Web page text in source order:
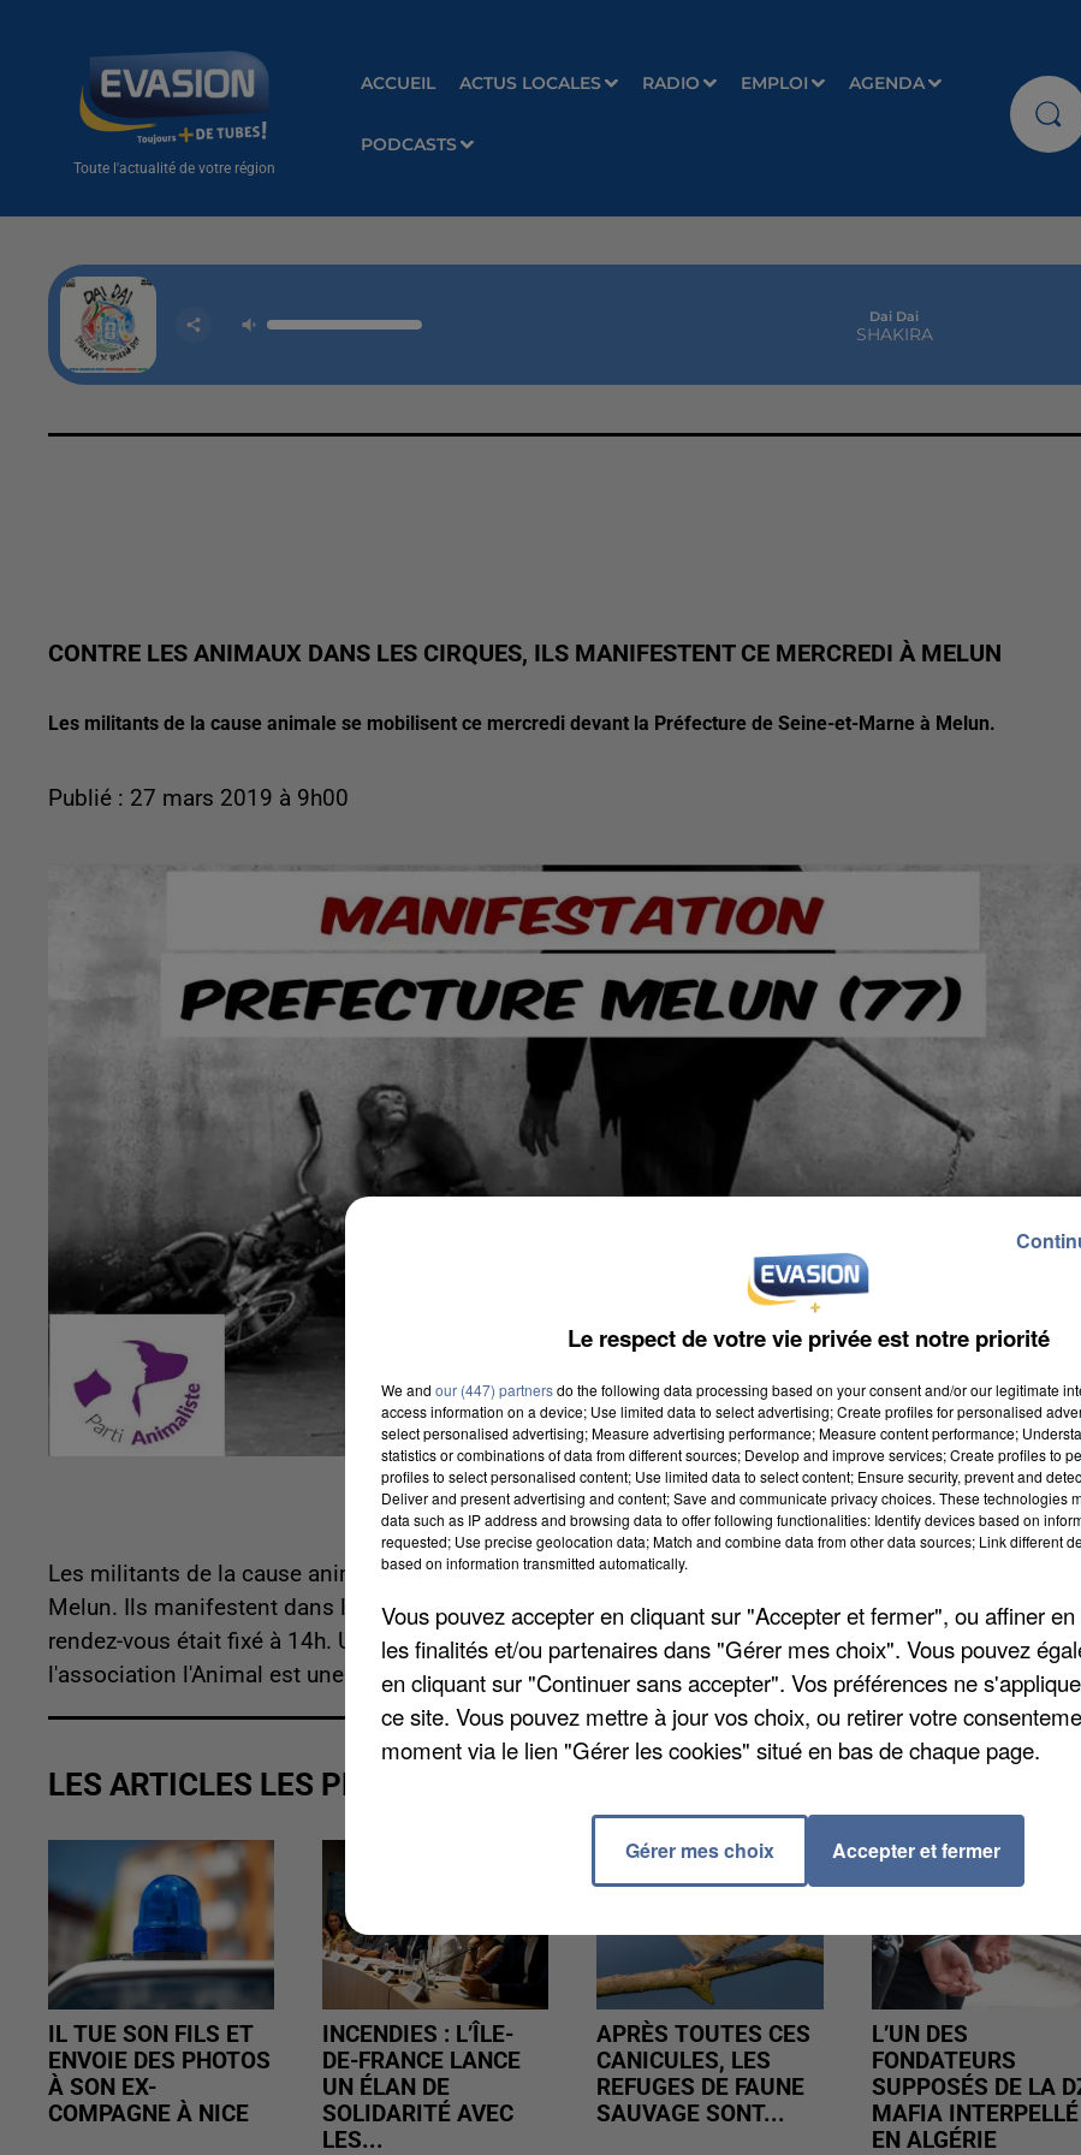
Toute l'actualité de votre région
ACCUEIL ACTUS LOCALES RADIO EMPLOI AGENDA
PODCASTS
Dai Dai
SHAKIRA
CONTRE LES ANIMAUX DANS LES CIRQUES, ILS MANIFESTENT CE MERCREDI À MELUN
Les militants de la cause animale se mobilisent ce mercredi devant la Préfecture de Seine-et-Marne à Melun.
Publié : 27 mars 2019 à 9h00
Les militants de la cause animale se mobilisent ce mercredi devant la Préfecture de Seine-et-Marne à
Melun. Ils manifestent dans le but de faire interdire les cirques avec animaux dans le département.
rendez-vous était fixé à 14h. Une délégation composée de membres du Parti animaliste, de
l'association l'Animal est une Personne, et de la Fondation Brigitte Bardot sera reçue par la
LES ARTICLES LES PLUS VUS
IL TUE SON FILS ET
ENVOIE DES PHOTOS
À SON EX-
COMPAGNE À NICE
INCENDIES : L’ÎLE-
DE-FRANCE LANCE
UN ÉLAN DE
SOLIDARITÉ AVEC
LES...
APRÈS TOUTES CES
CANICULES, LES
REFUGES DE FAUNE
SAUVAGE SONT...
L’UN DES
FONDATEURS
SUPPOSÉS DE LA
MAFIA INTERPELLÉ
EN ALGÉRIE
Le respect de votre vie privée est notre priorité
We and our (447) partnersdo the following data processing based on your consent and/or our legitimate
access information on a device; Use limited data to select advertising; Create profiles for personalised
select personalised advertising; Measure advertising performance; Measure content performance;
statistics or combinations of data from different sources; Develop and improve services; Create profiles to
profiles to select personalised content; Use limited data to select content; Ensure security, prevent and
Deliver and present advertising and content; Save and communicate privacy choices. These technologies
data such as IP address and browsing data to offer following functionalities: Identify devices based on
requested; Use precise geolocation data; Match and combine data from other data sources; Link different
based on information transmitted automatically.
Vous pouvez accepter en cliquant sur "Accepter et fermer", ou affiner
les finalités et/ou partenaires dans "Gérer mes choix". Vous pouvez
en cliquant sur "Continuer sans accepter". Vos préférences ne
ce site. Vous pouvez mettre à jour vos choix, ou retirer votre
moment via le lien "Gérer les cookies" situé en bas de chaque page.
Gérer mes choix Accepter et fermer